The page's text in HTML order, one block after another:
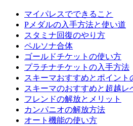
マイパレスでできること
Pメダルの入手方法と使い道
スタミナ回復のやり方
ペルソナ合体
ゴールドチケットの使い方
プラチナチケットの入手方法
スキーマおすすめとポイント
スキーマのおすすめと超越レ
フレンドの解放とメリット
カンパニオの解放方法
オート機能の使い方